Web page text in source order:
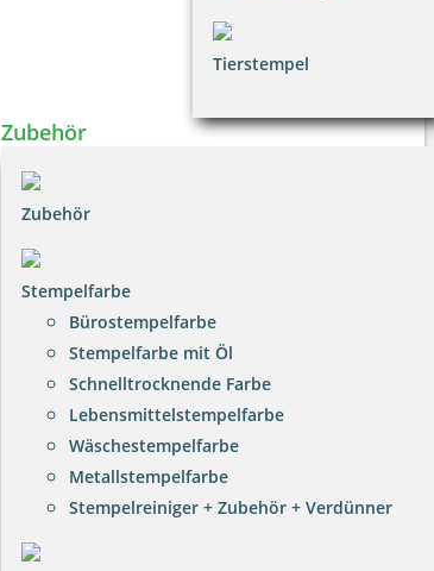
Tierstempel
Zubehör
Zubehör
Stempelfarbe
Bürostempelfarbe
Stempelfarbe mit Öl
Schnelltrocknende Farbe
Lebensmittelstempelfarbe
Wäschestempelfarbe
Metallstempelfarbe
Stempelreiniger + Zubehör + Verdünner